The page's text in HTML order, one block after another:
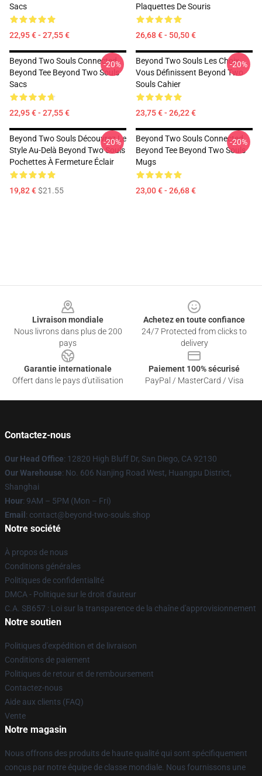
Sacs
22,95 € - 27,55 €
Plaquettes De Souris
26,68 € - 50,50 €
Beyond Two Souls Connected
Beyond Tee Beyond Two Souls
Sacs
22,95 € - 27,55 €
-20%
Beyond Two Souls Les Choix
Vous Définissent Beyond Two
Souls Cahier
23,75 € - 26,22 €
-20%
Beyond Two Souls Découvrez Le
Style Au-Delà Beyond Two Souls
Pochettes À Fermeture Éclair
19,82 €$21.55
-20%
Beyond Two Souls Connected
Beyond Tee Beyond Two Souls
Mugs
23,00 € - 26,68 €
-20%
Livraison mondiale
Nous livrons dans plus de 200
pays
Achetez en toute confiance
24/7 Protected from clicks to
delivery
Garantie internationale
Offert dans le pays d'utilisation
Paiement 100% sécurisé
PayPal / MasterCard / Visa
Contactez-nous
Our Head Office: 12820 High Bluff Dr, San Diego, CA 92130
Our Warehouse: No. 606 Nanjing Road West, Huangpu District,
Shanghai
Hour: 9AM – 5PM (Mon – Fri)
Email : contact@beyond-two-souls.shop
Notre société
À propos de nous
Conditions générales
Politiques de confidentialité
DMCA - Politique sur le droit d'auteur
C.A. SB657 : Loi sur la transparence de la chaîne d'approvisionnement
Notre soutien
Politiques d'expédition et de livraison
Conditions de paiement
Politiques de retour et de remboursement
Contactez-nous
Aide aux clients (FAQ)
Vente
Notre magasin
Nous offrons des produits de haute qualité qui sont spécifiquement
conçus par notre équipe de classe mondiale. Nous fournissons une